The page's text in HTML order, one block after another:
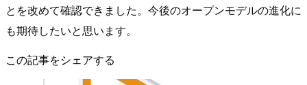
とを改めて確認できました。今後のオープンモデルの進化に
も期待したいと思います。
この記事をシェアする